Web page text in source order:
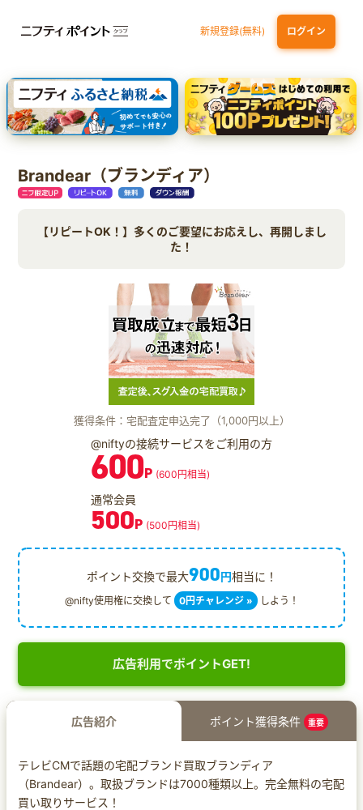
新規登録(無料) ログイン
dカード GOLD 三井住友カード ゴールド（NL）（家族カード発行）
【実質初月無料】DMM | Disney+(ディズニープラス) セットプラン
SBI証券 確定拠出年金（iDeCo）
Brandear（ブランディア）
【リピートOK！】多くのご要望にお応えし、再開しまし
た！
獲得条件：宅配査定申込完了（1,000円以上）
@niftyの接続サービスをご利用の方
600P (600円相当)
通常会員
500P (500円相当)
ポイント交換で最大900円相当に！
@nifty使用権に交換して 0円チャレンジ » しよう！
広告利用でポイントGET!
広告紹介 ポイント獲得条件 重要
テレビCMで話題の宅配ブランド買取ブランディア
（Brandear）。取扱ブランドは7000種類以上。完全無料の宅配
買い取りサービス！